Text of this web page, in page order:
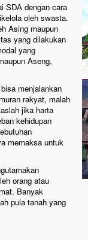
SDA dengan cara
oleh swasta.
Asing maupun
yang dilakukan
yang
Aseng,
menjalankan
rakyat, malah
jika harta
kehidupan
memaksa untuk
orang atau
Banyak
pula tanah yang